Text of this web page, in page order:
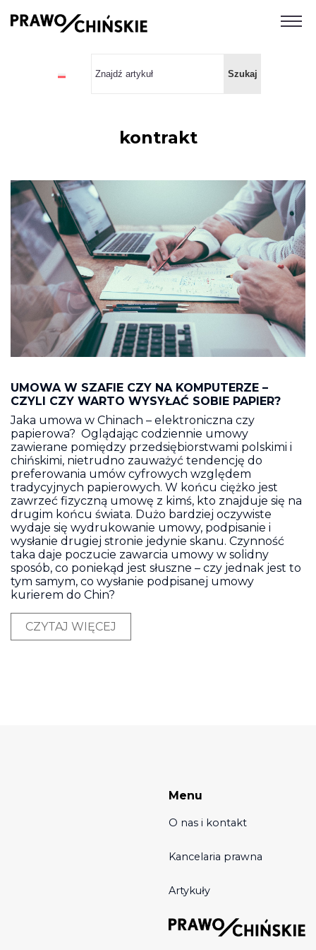
kontrakt
UMOWA W SZAFIE CZY NA KOMPUTERZE –
CZYLI CZY WARTO WYSYŁAĆ SOBIE PAPIER?
Jaka umowa w Chinach – elektroniczna czy
papierowa? Oglądając codziennie umowy
zawierane pomiędzy przedsiębiorstwami polskimi i
chińskimi, nietrudno zauważyć tendencję do
preferowania umów cyfrowych względem
tradycyjnych papierowych. W końcu ciężko jest
zawrzeć fizyczną umowę z kimś, kto znajduje się na
drugim końcu świata. Dużo bardziej oczywiste
wydaje się wydrukowanie umowy, podpisanie i
wysłanie drugiej stronie jedynie skanu. Czynność
taka daje poczucie zawarcia umowy w solidny
sposób, co poniekąd jest słuszne – czy jednak jest to
tym samym, co wysłanie podpisanej umowy
kurierem do Chin?
CZYTAJ WIĘCEJ
Menu
O nas i kontakt
Kancelaria prawna
Artykuły